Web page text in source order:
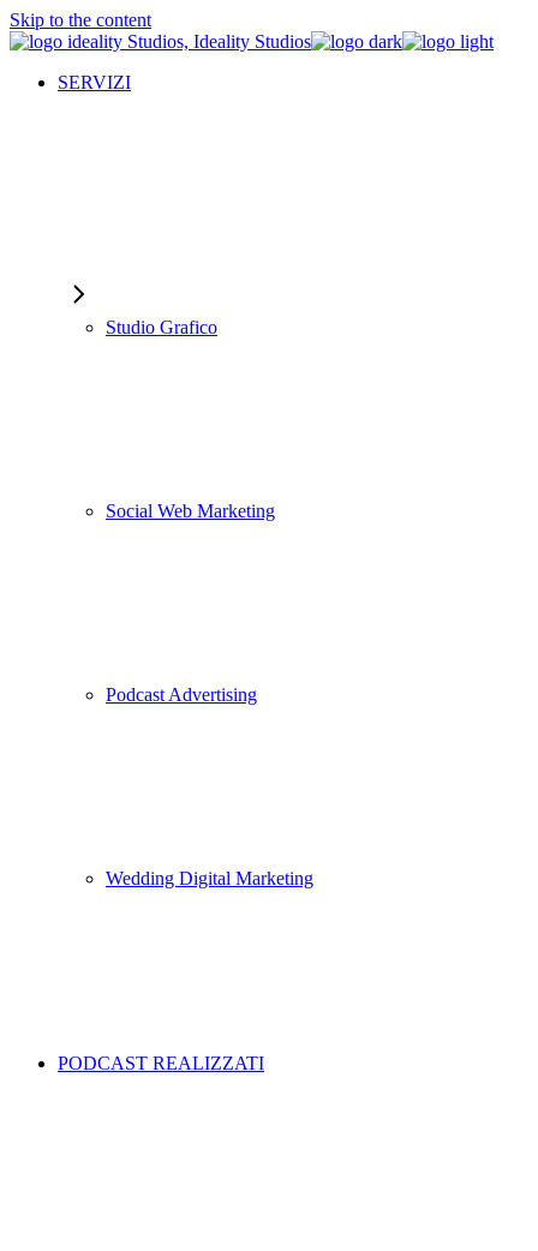
Skip to the content
SERVIZI
Studio Grafico
Social Web Marketing
Podcast Advertising
Wedding Digital Marketing
PODCAST REALIZZATI